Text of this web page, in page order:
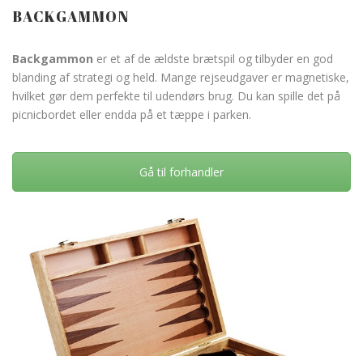
BACKGAMMON
Backgammon er et af de ældste brætspil og tilbyder en god
blanding af strategi og held. Mange rejseudgaver er magnetiske,
hvilket gør dem perfekte til udendørs brug. Du kan spille det på
picnicbordet eller endda på et tæppe i parken.
Gå til forhandler